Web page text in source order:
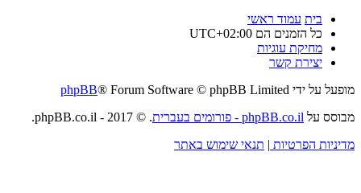
בית עמוד ראשי
כל הזמנים הם UTC+02:00
מחיקת עוגיות
יצירת קשר
מופעל על ידי
phpBB® Forum Software © phpBB Limited
מבוסס על phpBB.co.il - פורומים בעברית
. © 2017 - phpBB.co.il.
מדיניות הפרטיות | תנאי שימוש באתר